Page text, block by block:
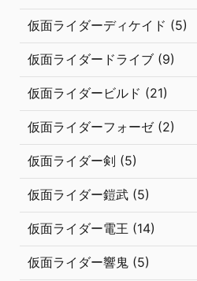
仮面ライダーディケイド (5)
仮面ライダードライブ (9)
仮面ライダービルド (21)
仮面ライダーフォーゼ (2)
仮面ライダー剣 (5)
仮面ライダー鎧武 (5)
仮面ライダー電王 (14)
仮面ライダー響鬼 (5)